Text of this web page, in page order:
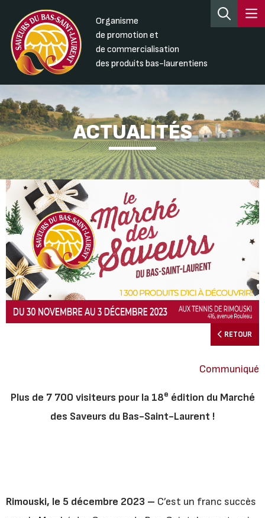
Organisme
de promotion et
de commercialisation
des produits bas-laurentiens
ACTUALITÉS
RETOUR
Communiqué
Plus de 7 700 visiteurs pour la 18e édition du Marché
des Saveurs du Bas-Saint-Laurent !
Rimouski, le 5 décembre 2023 – C’est un franc succès